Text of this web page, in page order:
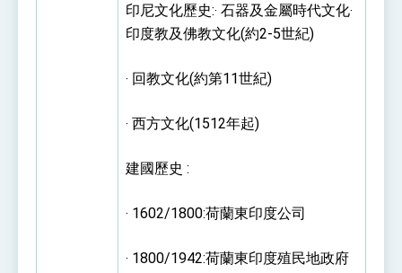
印尼文化歷史:‧ 石器及金屬時代文化‧
印度教及佛教文化(約2-5世紀)
‧ 回教文化(約第11世紀)
‧ 西方文化(1512年起)
建國歷史 :
‧ 1602/1800:荷蘭東印度公司
‧ 1800/1942:荷蘭東印度殖民地政府